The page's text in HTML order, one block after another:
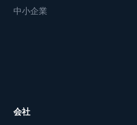
中小企業
会社